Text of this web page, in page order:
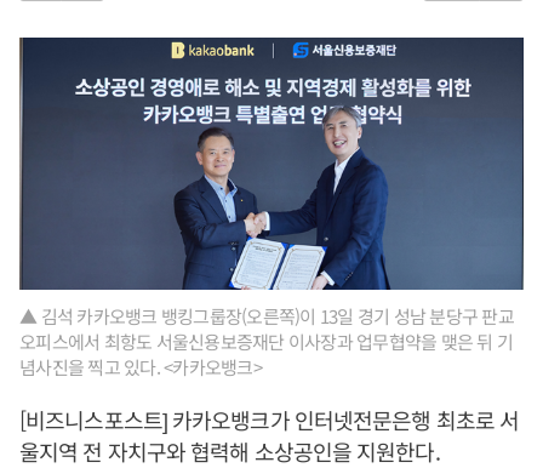
▲ 김석 카카오뱅크 뱅킹그룹장(오른쪽)이 13일 경기 성남 분당구 판교
오피스에서 최항도 서울신용보증재단 이사장과 업무협약을 맺은 뒤 기
념사진을 찍고 있다. <카카오뱅크>
[비즈니스포스트] 카카오뱅크가 인터넷전문은행 최초로 서
울지역 전 자치구와 협력해 소상공인을 지원한다.